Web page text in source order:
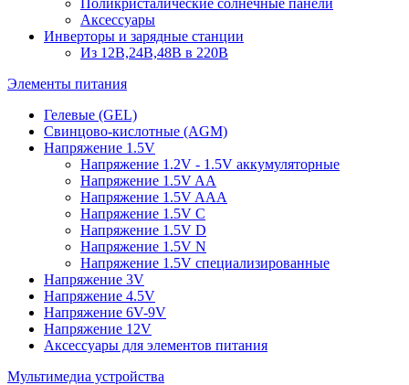
Аксессуары
Инверторы и зарядные станции
Из 12В,24В,48В в 220В
Элементы питания
Гелевые (GEL)
Свинцово-кислотные (AGM)
Напряжение 1.5V
Напряжение 1.2V - 1.5V аккумуляторные
Напряжение 1.5V AA
Напряжение 1.5V AAA
Напряжение 1.5V C
Напряжение 1.5V D
Напряжение 1.5V N
Напряжение 1.5V специализированные
Напряжение 3V
Напряжение 4.5V
Напряжение 6V-9V
Напряжение 12V
Аксессуары для элементов питания
Мультимедиа устройства